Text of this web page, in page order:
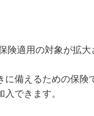
険適用の対象が拡大
に備えるための保険
できます。